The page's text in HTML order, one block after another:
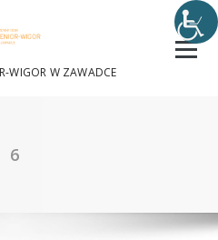
WIGOR W ZAWADCE
6